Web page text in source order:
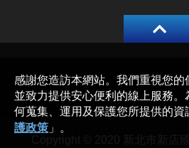
Copyright © 2020 新北市新店